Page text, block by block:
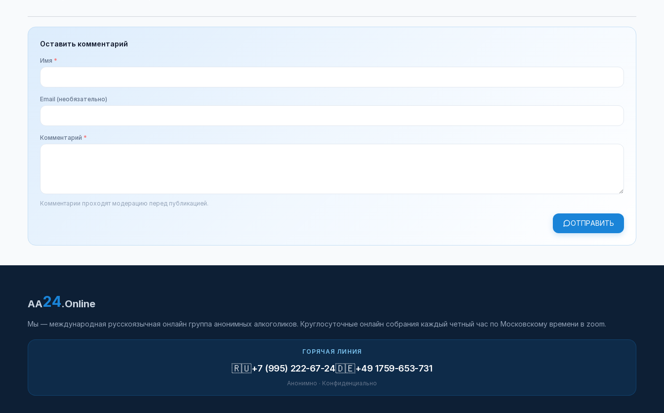
Оставить комментарий
Имя *
Email (необязательно)
Комментарий *
Комментарии проходят модерацию перед публикацией.
ОТПРАВИТЬ
AA24.Online
Мы — международная русскоязычная онлайн группа анонимных алкоголиков. Круглосуточные онлайн собрания каждый четный час по Московскому времени в zoom.
ГОРЯЧАЯ ЛИНИЯ
🇷🇺+7 (995) 222-67-24🇩🇪+49 1759-653-731
Анонимно · Конфиденциально